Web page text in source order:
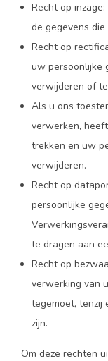
Recht op
de gegevens
Recht op
uw persoonlijke
verwijderen of
Als u ons
verwerken,
trekken en uw
verwijderen.
Recht op
persoonlijke
te dragen aan
Recht op
verwerking van
tegemoet, tenzij
zijn.
Om deze rechten